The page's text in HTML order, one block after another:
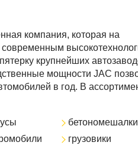
компания, которая на
современным
крупнейших
мощности JAC
в год. В
бетономешалки
грузовики